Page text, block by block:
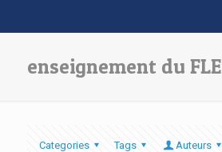
enseignement du FLE
Categories Tags Auteurs